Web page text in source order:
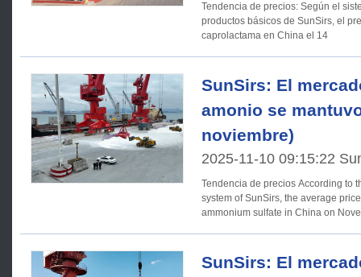
Tendencia de precios: Según el sistema de análisis del mercado de
productos básicos de SunSirs, el
caprolactama en China el 14
SunSirs: El
amonio se
noviembre)
2025-11-10 09:15:22
Tendencia de precios According to the commodity market analysis
system of SunSirs, the average
ammonium sulfate in China on
SunSirs: El